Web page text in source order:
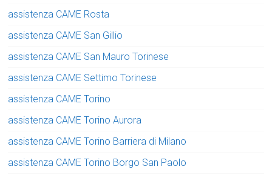
assistenza CAME Rosta
assistenza CAME San Gillio
assistenza CAME San Mauro Torinese
assistenza CAME Settimo Torinese
assistenza CAME Torino
assistenza CAME Torino Aurora
assistenza CAME Torino Barriera di Milano
assistenza CAME Torino Borgo San Paolo